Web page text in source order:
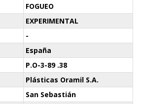
FOGUEO
EXPERIMENTAL
-
España
P.O-3-89 .38
Plásticas Oramil S.A.
San Sebastián